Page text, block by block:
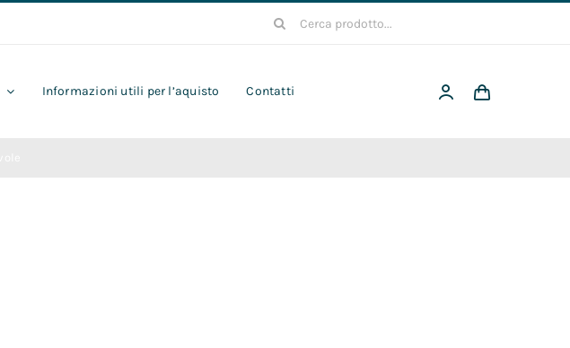
Cerca
Informazioni utili per l’aquisto Contatti